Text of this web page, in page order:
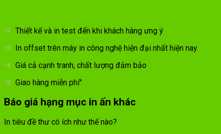
Thiết kế và in test đến khi khách hàng ưng ý
In offset trên máy in công nghệ hiện đại nhất hiện nay.
Giá cả cạnh tranh, chất lượng đảm bảo
Giao hàng miễn phí"
Báo giá hạng mục in ấn khác
In tiêu đề thư có ích như thế nào?